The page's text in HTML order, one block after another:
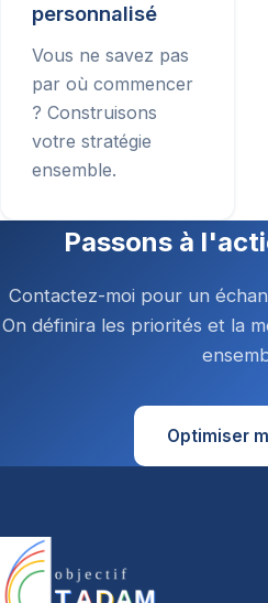
personnalisé
Vous ne savez pas
par où commencer
? Construisons
votre stratégie
ensemble.
Passons à
Contactez-moi pour un
On définira les priorités et la
Optimiser